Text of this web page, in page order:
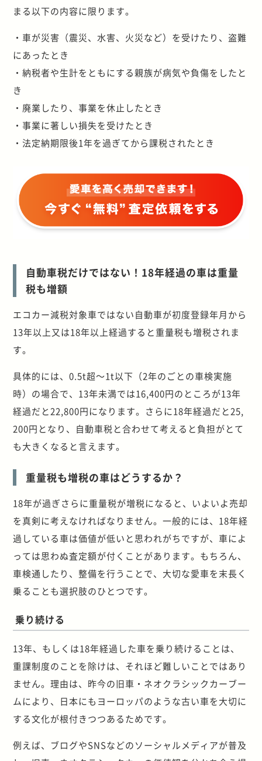
まる以下の内容に限ります。
・車が災害（震災、水害、火災など）を受けたり、盗難
にあったとき
・納税者や生計をともにする親族が病気や負傷をしたと
き
・廃業したり、事業を休止したとき
・事業に著しい損失を受けたとき
・法定納期限後1年を過ぎてから課税されたとき
自動車税だけではない！18年経過の車は重量
税も増額
エコカー減税対象車ではない自動車が初度登録年月から
13年以上又は18年以上経過すると重量税も増税されま
す。
具体的には、0.5t超～1t以下（2年のごとの車検実施
時）の場合で、13年未満では16,400円のところが13年
経過だと22,800円になります。さらに18年経過だと25,
200円となり、自動車税と合わせて考えると負担がとて
も大きくなると言えます。
重量税も増税の車はどうするか？
18年が過ぎさらに重量税が増税になると、いよいよ売却
を真剣に考えなければなりません。一般的には、18年経
過している車は価値が低いと思われがちですが、車によ
っては思わぬ査定額が付くことがあります。もちろん、
車検通したり、整備を行うことで、大切な愛車を末長く
乗ることも選択肢のひとつです。
乗り続ける
13年、もしくは18年経過した車を乗り続けることは、
重課制度のことを除けは、それほど難しいことではあり
ません。理由は、昨今の旧車・ネオクラシックカーブー
ムにより、日本にもヨーロッパのような古い車を大切に
する文化が根付きつつあるためです。
例えば、ブログやSNSなどのソーシャルメディアが普及